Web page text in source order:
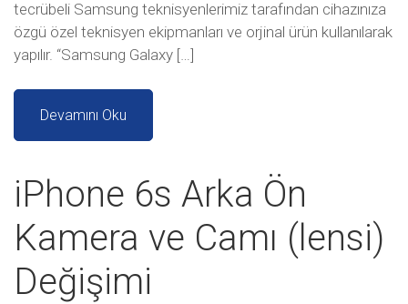
tecrübeli Samsung teknisyenlerimiz tarafından cihazınıza
özgü özel teknisyen ekipmanları ve orjinal ürün kullanılarak
yapılır. “Samsung Galaxy […]
Devamını Oku
iPhone 6s Arka Ön
Kamera ve Camı (lensi)
Değişimi